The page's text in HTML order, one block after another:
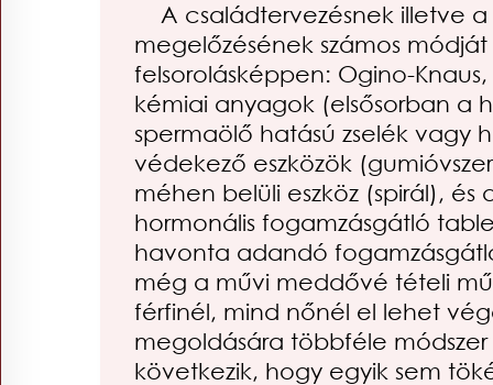
A családtervezésnek illetve a
megelőzésének számos módját
felsorolásképpen: Ogino-
kémiai anyagok (elsősorban a
spermaölő hatású zselék vagy
védekező eszközök
méhen belüli eszköz (spirál), és
hormonális fogamzásgátló
havonta adandó
még a művi meddővé tételi
férfinél, mind nőnél el lehet
megoldására többféle
következik, hogy egyik sem